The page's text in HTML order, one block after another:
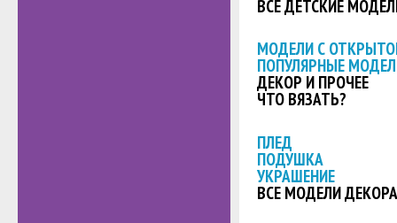
ВСЕ ДЕТСКИЕ
МОДЕЛИ С
ПОПУЛЯРНЫЕ
ДЕКОР И ПРОЧЕЕ
ЧТО ВЯЗАТЬ?
ПЛЕД
ПОДУШКА
УКРАШЕНИЕ
ВСЕ МОДЕЛИ ДЕКОРА